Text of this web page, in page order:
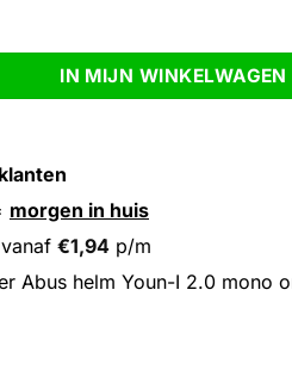
orange M 52-57cm aantal
IN MIJN WINKELWAGEN
morgen in huis
vanaf €1,94 p/m
Abus helm Youn-I 2.0 mono